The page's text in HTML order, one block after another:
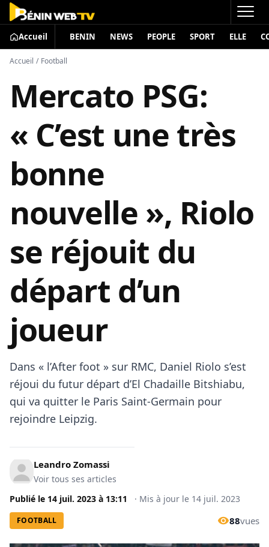
Accueil BENIN NEWS PEOPLE SPORT ELLE
Accueil / Football
Mercato PSG:
« C’est une très
bonne
nouvelle », Riolo
se réjouit du
départ d’un
joueur
Dans « l’After foot » sur RMC, Daniel Riolo s’est
réjoui du futur départ d’El Chadaille Bitshiabu,
qui va quitter le Paris Saint-Germain pour
rejoindre Leipzig.
Leandro Zomassi
Voir tous ses articles
Publié le 14 juil. 2023 à 13:11 · Mis à jour le 14 juil. 2023
FOOTBALL 88vues